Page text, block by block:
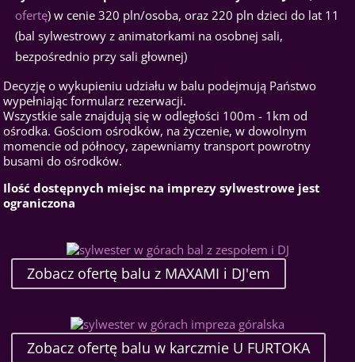
ofertę) w cenie 320 pln/osoba, oraz 220 pln dzieci do lat 11
(bal sylwestrowy z animatorkami na osobnej sali,
bezpośrednio przy sali głownej)
Decyzję o wykupieniu udziału w balu podejmują Państwo
wypełniając formularz rezerwacji.
Wszystkie sale znajdują się w odległości 100m - 1km od
ośrodka. Gościom ośrodków, na życzenie, w dowolnym
momencie od północy, zapewniamy transport powrotny
busami do ośrodków.
Ilość dostępnych miejsc na imprezy sylwestrowe jest
ograniczona
Zobacz ofertę balu z MAXAMI i DJ'em
Zobacz ofertę balu w karczmie U FURTOKA